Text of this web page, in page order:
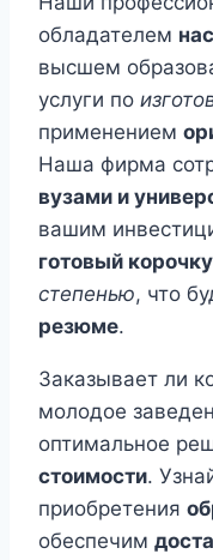
обладателем
высшем
услуги по
применением
Наша фирма
вузами и
вашим
готовый корочку
степенью, что
резюме.
Заказывает ли
молодое
оптимальное
стоимости.
приобретения
обеспечим